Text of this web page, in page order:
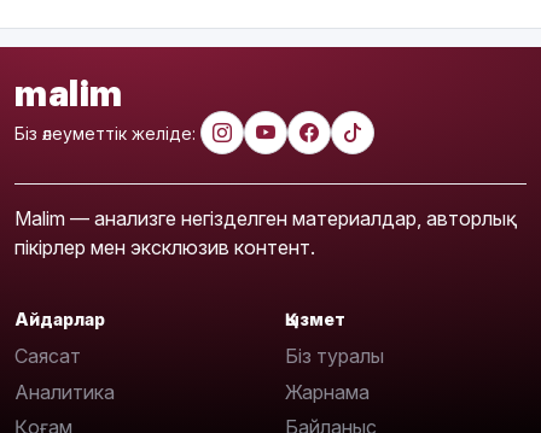
malim
Біз әлеуметтік желіде:
Malim — анализге негізделген материалдар, авторлық
пікірлер мен эксклюзив контент.
Айдарлар
Саясат
Аналитика
Қоғам
Қызмет
Біз туралы
Жарнама
Байланыс